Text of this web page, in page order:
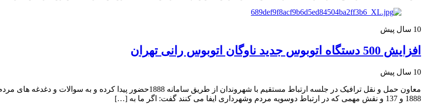
10 سال پیش
افزایش 500 دستگاه اتوبوس جدید ناوگان اتوبوس رانی تهران
10 سال پیش
معاون حمل و نقل ترافیک در جلسه ارتباط مستقیم با شهروندان از طریق سامانه
1888 و 137 و نقش مهمی که در ارتباط دوسویه مردم وشهرداری ایفا می کنند گفت: اگر ما به […]